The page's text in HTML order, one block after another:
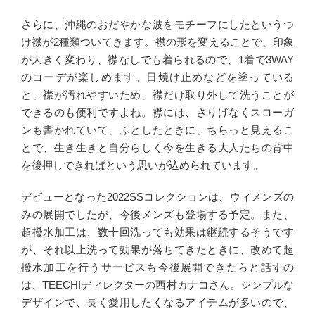
さらに、沖縄のおだやかな波をモチーフにしたというつ
け襟が2種類ついてきます。襟の形を変えることで、印象
が大きく変わり、襟なしでも着られるので、1着で3WAY
のコーデが楽しめます。日焼け止めなどを塗っている
と、襟が汚れやすいため、襟だけ取り外して洗うことが
できるのも便利ですよね。襟には、さりげなくスローガ
ンも書かれていて、ふとしたときに、ちらっと見えるこ
とで、生き生きと自分らしく今を生きる大人たちの背中
を後押しできればという思いが込められています。
デビューとなった2022SSコレクションは、ウィメンズの
みの展開でしたが、今後メンズも登場する予定。また、
超撥水加工は、数十回洗っても効果は継続するそうです
が、それ以上洗って効果が落ちてきたときに、改めて超
撥水加工を行うサービスも今後展開できたらと話すの
は、TEECHIディレクターの西村カナコさん。シンプルな
デザインで、長く愛用したくなるアイテムが多いので、